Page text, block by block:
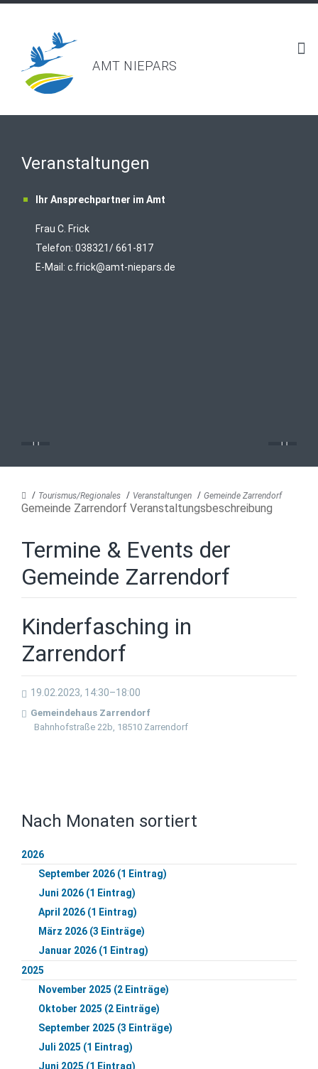
AMT NIEPARS
Veranstaltungen
Ihr Ansprechpartner im Amt
Frau C. Frick
Telefon: 038321/ 661-817
E-Mail: c.frick@amt-niepars.de
Tourismus/Regionales Veranstaltungen Gemeinde Zarrendorf
Gemeinde Zarrendorf Veranstaltungsbeschreibung
Termine & Events der
Gemeinde Zarrendorf
Kinderfasching in
Zarrendorf
19.02.2023, 14:30–18:00
Gemeindehaus Zarrendorf
Bahnhofstraße 22b, 18510 Zarrendorf
Nach Monaten sortiert
2026
September 2026 (1 Eintrag)
Juni 2026 (1 Eintrag)
April 2026 (1 Eintrag)
März 2026 (3 Einträge)
Januar 2026 (1 Eintrag)
2025
November 2025 (2 Einträge)
Oktober 2025 (2 Einträge)
September 2025 (3 Einträge)
Juli 2025 (1 Eintrag)
Juni 2025 (1 Eintrag)